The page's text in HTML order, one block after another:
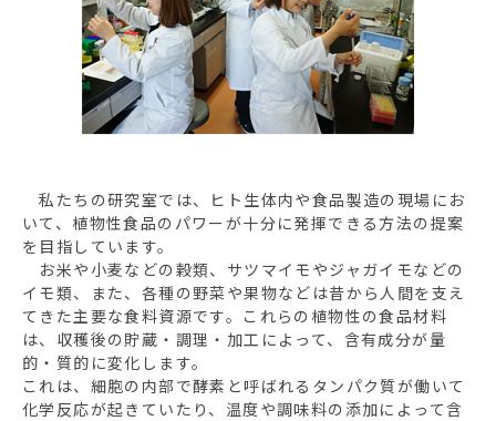
私たちの研究室では、ヒト生体内や食品製造の現場にお
いて、植物性食品のパワーが十分に発揮できる方法の提案
を目指しています。
お米や小麦などの穀類、サツマイモやジャガイモなどの
イモ類、また、各種の野菜や果物などは昔から人間を支え
てきた主要な食料資源です。これらの植物性の食品材料
は、収穫後の貯蔵・調理・加工によって、含有成分が量
的・質的に変化します。
これは、細胞の内部で酵素と呼ばれるタンパク質が働いて
化学反応が起きていたり、温度や調味料の添加によって含